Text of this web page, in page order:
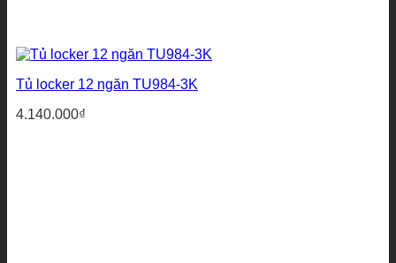
Tủ locker 12 ngăn TU984-3K
4.140.000₫